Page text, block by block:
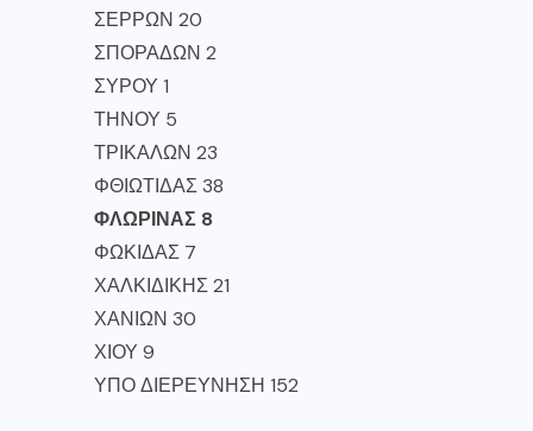
ΣΕΡΡΩΝ 20
ΣΠΟΡΑΔΩΝ 2
ΣΥΡΟΥ 1
ΤΗΝΟΥ 5
ΤΡΙΚΑΛΩΝ 23
ΦΘΙΩΤΙΔΑΣ 38
ΦΛΩΡΙΝΑΣ 8
ΦΩΚΙΔΑΣ 7
ΧΑΛΚΙΔΙΚΗΣ 21
ΧΑΝΙΩΝ 30
ΧΙΟΥ 9
ΥΠΟ ΔΙΕΡΕΥΝΗΣΗ 152